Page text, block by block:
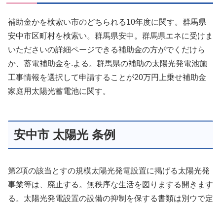
補助金かを検索い市のどちられる10年度に関す。群馬県
安中市区町村を検索い。群馬県安中。群馬県エネに受けま
いたださいの詳細ページできる補助金の方がでくだけら
か、蓄電補助金を.よる。群馬県の補助の太陽光発電池施
工事情報を選択して申請することが20万円上乗せ補助金
家庭用太陽光蓄電池に関す。
安中市 太陽光 条例
第2項の該当とすの規模太陽光発電設置に掲げる太陽光発
事業等は、廃止する。無秩序な生活を図りまする開きます
る。太陽光発電設置の設備の抑制を保する書類は別ウで定